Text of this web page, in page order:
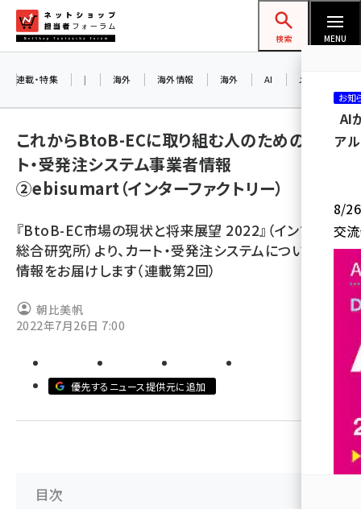
ン
ネットショップ担当者フォーラム
検索 MENU
amazon (2259)
楽天 (1877)
ecbeing (1211)
アスクル (1122)
base (1084)
ビィ・フォアード (782)
revico (745)
連載・特集 | 海外 海外情報 海外 AI メタバース
これからBtoB-ECに取り組む人のための、カー
ト・受発注システム事業者情報
②ebisumart（インターファクトリー）
『BtoB-EC市場の現状と将来展望 2022』（インプレス
総合研究所）より、カート・受発注システムについての
情報をお届けします（連載第2回）
朝比美帆
2022年7月26日 7:00
優先するニュース提供元に追加
目次
お知
AI
ア
8/26
交